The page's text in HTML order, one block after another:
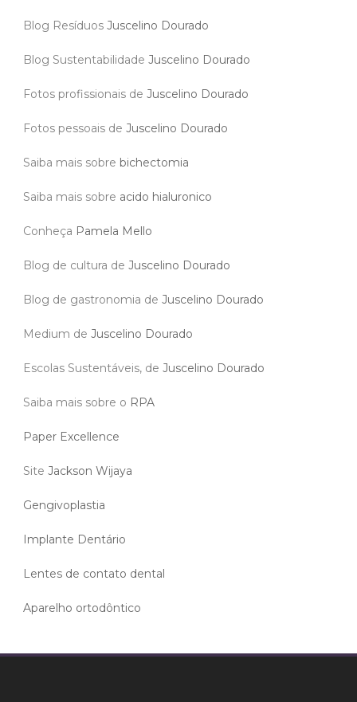
Blog Resíduos Juscelino Dourado
Blog Sustentabilidade Juscelino Dourado
Fotos profissionais de Juscelino Dourado
Fotos pessoais de Juscelino Dourado
Saiba mais sobre bichectomia
Saiba mais sobre acido hialuronico
Conheça Pamela Mello
Blog de cultura de Juscelino Dourado
Blog de gastronomia de Juscelino Dourado
Medium de Juscelino Dourado
Escolas Sustentáveis, de Juscelino Dourado
Saiba mais sobre o RPA
Paper Excellence
Site Jackson Wijaya
Gengivoplastia
Implante Dentário
Lentes de contato dental
Aparelho ortodôntico